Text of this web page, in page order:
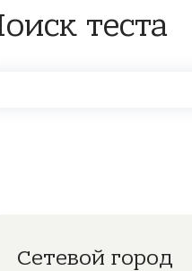
теста
Сетевой город